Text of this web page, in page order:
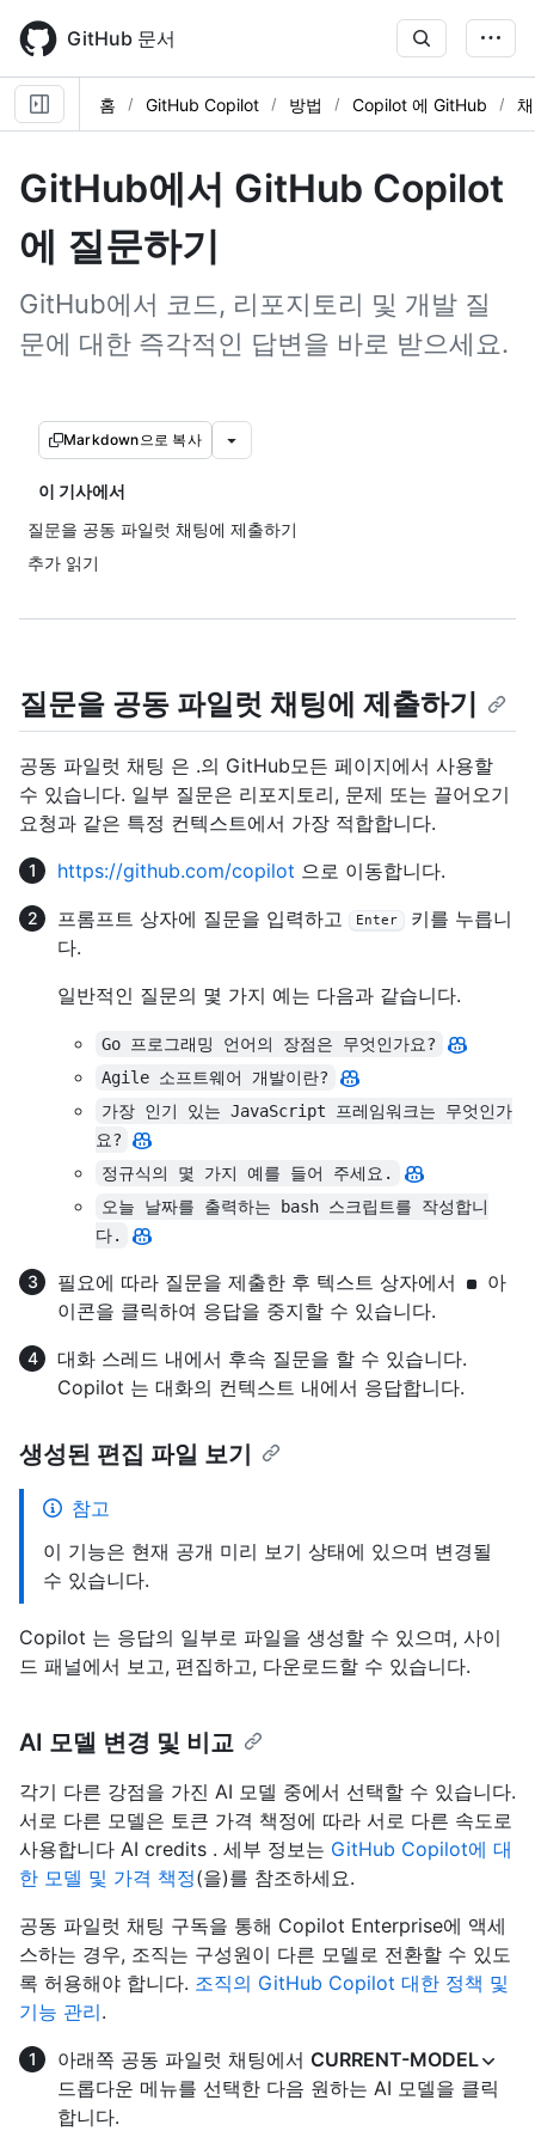
main
content
GitHub 문서
홈 GitHub Copilot 방법 Copilot 에 GitHub
GitHub에서 GitHub Copilot
에 질문하기
GitHub에서 코드, 리포지토리 및 개발 질
문에 대한 즉각적인 답변을 바로 받으세요.
Markdown으로 복사
이 기사에서
질문을 공동 파일럿 채팅에 제출하기
추가 읽기
질문을 공동 파일럿 채팅에 제출하기
공동 파일럿 채팅 은 .의 GitHub모든 페이지에서 사용할
수 있습니다. 일부 질문은 리포지토리, 문제 또는 끌어오기
요청과 같은 특정 컨텍스트에서 가장 적합합니다.
https://github.com/copilot 으로 이동합니다.
프롬프트 상자에 질문을 입력하고
Enter
키를 누릅니
다.
일반적인 질문의 몇 가지 예는 다음과 같습니다.
Go 프로그래밍 언어의 장점은 무엇인가요?
Agile 소프트웨어 개발이란?
가장 인기 있는 JavaScript 프레임워크는 무엇인가
요?
정규식의 몇 가지 예를 들어 주세요.
오늘 날짜를 출력하는 bash 스크립트를 작성합니
다.
필요에 따라 질문을 제출한 후 텍스트 상자에서
아
이콘을 클릭하여 응답을 중지할 수 있습니다.
대화 스레드 내에서 후속 질문을 할 수 있습니다.
Copilot 는 대화의 컨텍스트 내에서 응답합니다.
생성된 편집 파일 보기
참고
이 기능은 현재 공개 미리 보기 상태에 있으며 변경될
수 있습니다.
Copilot 는 응답의 일부로 파일을 생성할 수 있으며, 사이
드 패널에서 보고, 편집하고, 다운로드할 수 있습니다.
AI 모델 변경 및 비교
각기 다른 강점을 가진 AI 모델 중에서 선택할 수 있습니다.
서로 다른 모델은 토큰 가격 책정에 따라 서로 다른 속도로
사용합니다 AI credits . 세부 정보는 GitHub Copilot에 대
한 모델 및 가격 책정(을)를 참조하세요.
공동 파일럿 채팅 구독을 통해 Copilot Enterprise에 액세
스하는 경우, 조직는 구성원이 다른 모델로 전환할 수 있도
록 허용해야 합니다. 조직의 GitHub Copilot 대한 정책 및
기능 관리.
아래쪽 공동 파일럿 채팅에서 CURRENT-MODEL
드롭다운 메뉴를 선택한 다음 원하는 AI 모델을 클릭
합니다.